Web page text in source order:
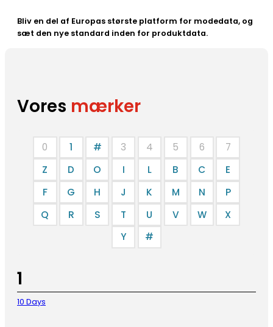
Bliv en del af Europas største platform for modedata, og
sæt den nye standard inden for produktdata.
Vores mærker
0 1 # 3 4 5 6
7
Z
D O I L B C
E
F
G H J K M N
P
Q
R S T U V W
X
Y
#
1
10 Days